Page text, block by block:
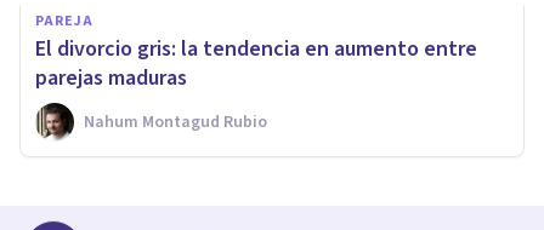
PAREJA
El divorcio gris: la tendencia en aumento entre
parejas maduras
Nahum Montagud Rubio